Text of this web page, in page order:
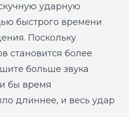
ударную
быстрого времени
Поскольку
становится более
больше звука
бы время
длиннее, и весь удар